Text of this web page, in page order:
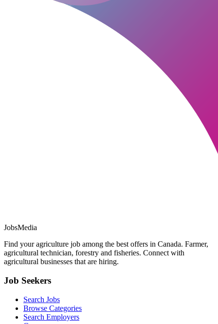
JobsMedia
Find your agriculture job among the best offers in Canada. Farmer,
agricultural technician, forestry and fisheries. Connect with
agricultural businesses that are hiring.
Job Seekers
Search Jobs
Browse Categories
Search Employers